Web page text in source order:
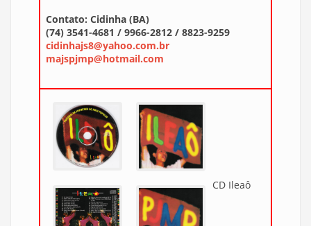
Contato: Cidinha (BA)
(74) 3541-4681 / 9966-2812 / 8823-9259
cidinhajs8@yahoo.com.br
majspjmp@hotmail.com
CD Ileaô